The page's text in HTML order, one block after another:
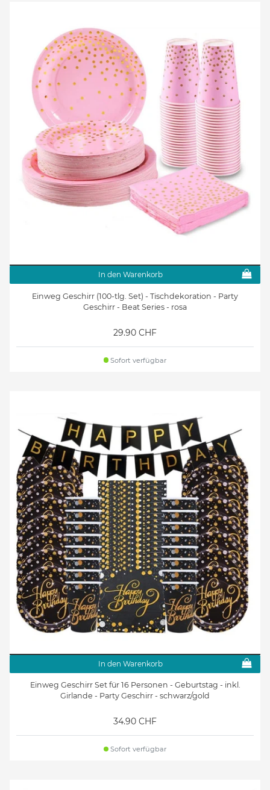
In den Warenkorb
Einweg Geschirr (100-tlg. Set) - Tischdekoration - Party
Geschirr - Beat Series - rosa
29.90 CHF
Sofort verfügbar
In den Warenkorb
Einweg Geschirr Set für 16 Personen - Geburtstag - inkl.
Girlande - Party Geschirr - schwarz/gold
34.90 CHF
Sofort verfügbar